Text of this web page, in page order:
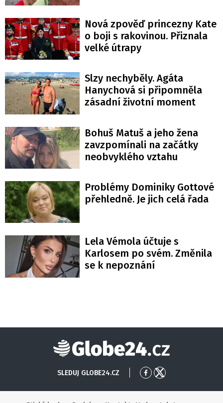
Nová zpověď princezny Kate
o boji s rakovinou. Přiznala
velké útrapy
Slzy nechyběly. Agáta
Hanychová si připomněla
zásadní životní moment
Bohuš Matuš a jeho žena
zavzpomínali na začátky
neobvyklého vztahu
Problémy Dominiky Gottové
přehledně. Je jich celá řada
Lela Vémola účtuje s
Karlosem po svém. Změnila
se k nepoznání
Globe24
SLEDUJ GLOBE24.CZ
Přejít
Facebook
Přejít
X